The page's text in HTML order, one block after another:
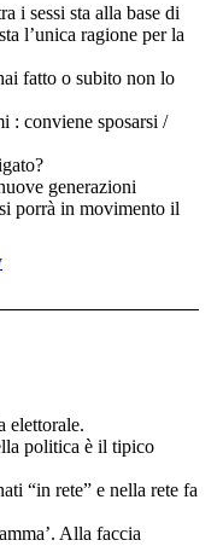
i sessi sta alla base di
l’unica ragione per la
fatto o subito non lo
: conviene sposarsi /
generazioni
porrà in movimento il
elettorale.
politica è il tipico
“in rete” e nella rete fa
Alla faccia